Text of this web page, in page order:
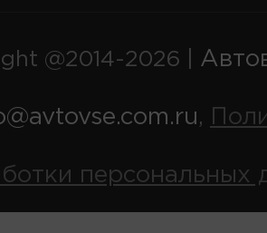
@2014-2026 |
,
персональных